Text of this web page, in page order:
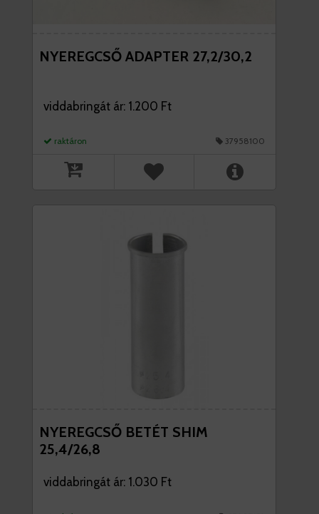
NYEREGCSŐ ADAPTER 27,2/30,2
viddabringát ár: 1.200 Ft
raktáron 37958100
NYEREGCSŐ BETÉT SHIM
25,4/26,8
viddabringát ár: 1.030 Ft